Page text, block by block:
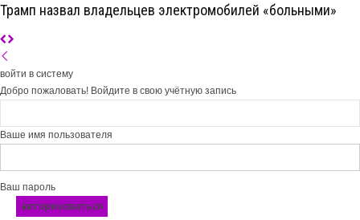
Трамп назвал владельцев электромобилей «больными»
войти в систему
Добро пожаловать! Войдите в свою учётную запись
Ваше имя пользователя
Ваш пароль